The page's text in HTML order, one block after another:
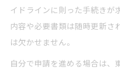
イドラインに則った手続きが
内容や必要書類は随時更新さ
は欠かせません。
自分で申請を進める場合は、